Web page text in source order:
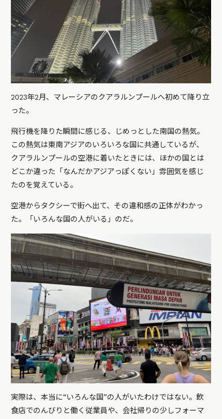
2023年2月、マレーシアのクアラルンプールへ初めて降り立
った。
飛行機を降りた瞬間に感じる、じめっとした南国の熱気。
この熱気は東南アジアのいろいろな国に共通しているが、
クアラルンプールの空港に着いたときには、ほかの国とは
どこか違った「なんだかアジアっぽくない」雰囲気を感じ
たのを覚えている。
空港からタクシーで街へ出て、その違和感の正体がわかっ
た。「いろんな国の人がいる」のだ。
実際は、本当に“いろんな国”の人がいたわけではない。飲
食店でのんびりと働く従業員や、会社帰りの少しフォーマ